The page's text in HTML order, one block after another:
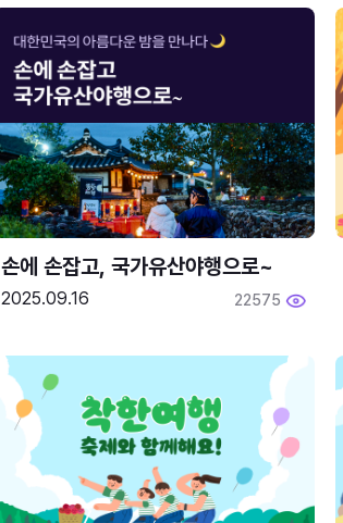
손에 손잡고, 국가유산야행으로~
2025.09.16 22575